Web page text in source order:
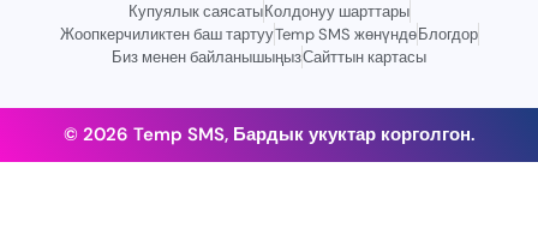
Купуялык саясатыКолдонуу шарттары
Жоопкерчиликтен баш тартууTemp SMS жөнүндөБлогдор
Биз менен байланышыңызСайттын картасы
© 2026 Temp SMS, Бардык укуктар корголгон.